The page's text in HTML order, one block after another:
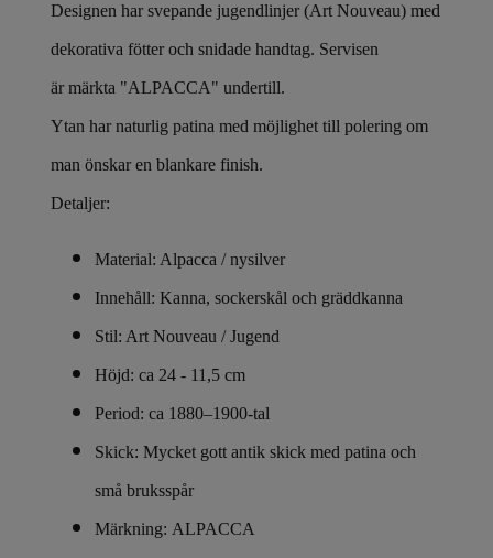
Designen har svepande jugendlinjer (Art Nouveau) med
dekorativa fötter och snidade handtag. Servisen
är märkta "ALPACCA" undertill.
Ytan har naturlig patina med möjlighet till polering om
man önskar en blankare finish.
Detaljer:
Material: Alpacca / nysilver
Innehåll: Kanna, sockerskål och gräddkanna
Stil: Art Nouveau / Jugend
Höjd: ca 24 - 11,5 cm
Period: ca 1880–1900-tal
Skick: Mycket gott antik skick med patina och
små bruksspår
Märkning: ALPACCA